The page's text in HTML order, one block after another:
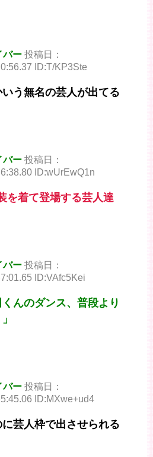
バー 投稿日：
ID:T/KP3Ste
う無名の芸人が出てる
バー 投稿日：
ID:wUrEwQ1n
を着て登場する芸人達
バー 投稿日：
ID:VAfc5Kei
んのダンス、普段より
バー 投稿日：
ID:MXwe+ud4
芸人枠で出させられる